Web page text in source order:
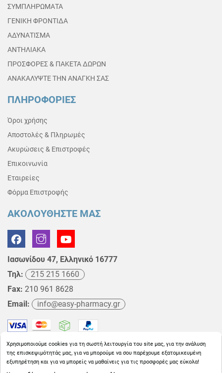
ΣΥΜΠΛΗΡΩΜΑΤΑ
ΓΕΝΙΚΗ ΦΡΟΝΤΙΔΑ
ΑΔΥΝΑΤΙΣΜΑ
ΑΝΤΗΛΙΑΚΑ
ΠΡΟΣΦΟΡΕΣ & ΠΑΚΕΤΑ ΔΩΡΩΝ
ΑΝΑΚΑΛΥΨΤΕ ΤΗΝ ΑΝΑΓΚΗ ΣΑΣ
ΠΛΗΡΟΦΟΡΙΕΣ
Όροι χρήσης
Αποστολές & Πληρωμές
Ακυρώσεις & Επιστροφές
Επικοινωνία
Εταιρείες
Φόρμα Επιστροφής
ΑΚΟΛΟΥΘΗΣΤΕ ΜΑΣ
Ιασωνίδου 47, Ελληνικό 16777
Τηλ:
215 215 1660
Fax: 210 961 8628
Email:
info@easy-pharmacy.gr
Χρησιμοποιούμε cookies για τη σωστή λειτουργία του site μας, για την ανάλυση
της επισκεψιμότητάς μας, για να μπορούμε να σου παρέχουμε εξατομικευμένη
εξυπηρέτηση και για να μπορείς να μαθαίνεις για τις προσφορές μας εύκολα!